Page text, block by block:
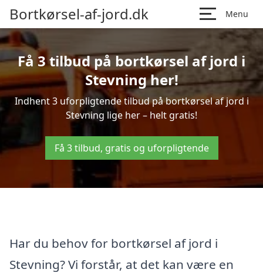
Bortkørsel-af-jord.dk Menu
Få 3 tilbud på bortkørsel af jord i
Stevning her!
Indhent 3 uforpligtende tilbud på bortkørsel af jord i
Stevning lige her – helt gratis!
Få 3 tilbud, gratis og uforpligtende
Har du behov for bortkørsel af jord i
Stevning? Vi forstår, at det kan være en